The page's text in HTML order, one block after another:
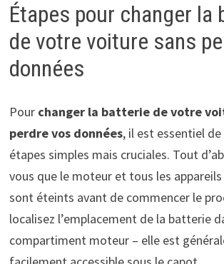
Étapes pour changer la
de votre voiture sans
données
Pourchanger la batterie de votre
perdre vos données, il est essentiel
étapes simples mais cruciales. Tout
vous que le moteur et tous les
sont éteints avant de commencer le
localisez l’emplacement de la batterie
compartiment moteur – elle est